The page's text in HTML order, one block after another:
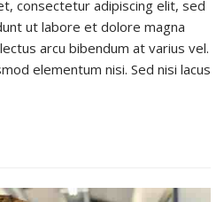
consectetur adipiscing elit, sed
ut labore et dolore magna
arcu bibendum at varius vel.
elementum nisi. Sed nisi lacus